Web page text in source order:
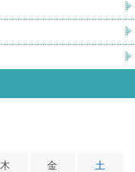
木 金 土